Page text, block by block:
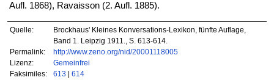
Aufl. 1868), Ravaisson (2. Aufl. 1885).
Quelle:
Brockhaus' Kleines Konversations-Lexikon, fünfte Auflage,
Band 1. Leipzig 1911., S. 613-614.
Permalink:
http://www.zeno.org/nid/20001118005
Lizenz:
Gemeinfrei
Faksimiles:
613
614